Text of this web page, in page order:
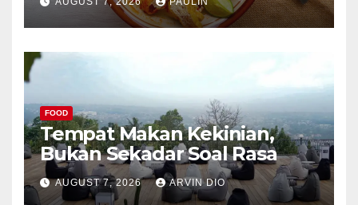
FOOD
Tempat Makan Kekinian,
Bukan Sekadar Soal Rasa
AUGUST 7, 2026 ARVIN DIO